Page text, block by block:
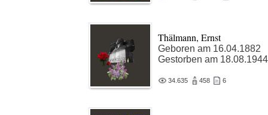
Thälmann, Ernst
Geboren am 16.04.1882
Gestorben am 18.08.1944
34.635 458 6